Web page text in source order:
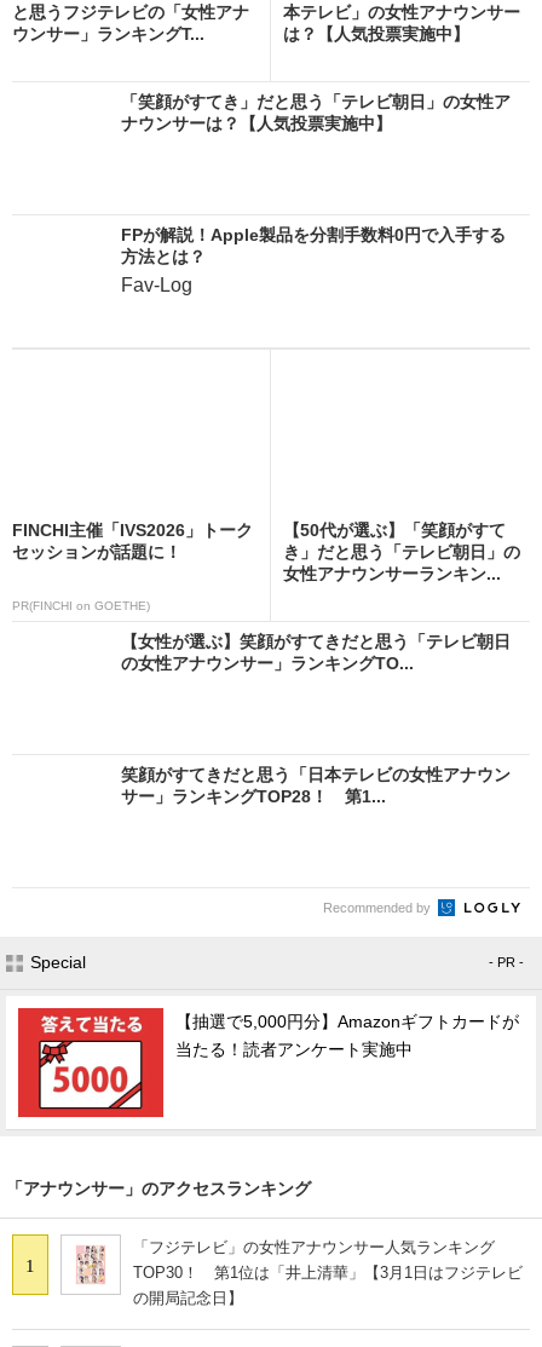
と思うフジテレビの「女性アナ
ウンサー」ランキングT...
本テレビ」の女性アナウンサー
は？【人気投票実施中】
「笑顔がすてき」だと思う「テレビ朝日」の女性ア
ナウンサーは？【人気投票実施中】
FPが解説！Apple製品を分割手数料0円で入手する
方法とは？
Fav-Log
FINCHI主催「IVS2026」トーク
セッションが話題に！
PR(FINCHI on GOETHE)
【50代が選ぶ】「笑顔がすて
き」だと思う「テレビ朝日」の
女性アナウンサーランキン...
【女性が選ぶ】笑顔がすてきだと思う「テレビ朝日
の女性アナウンサー」ランキングTO...
笑顔がすてきだと思う「日本テレビの女性アナウン
サー」ランキングTOP28！ 第1...
Recommended by
Special - PR -
【抽選で5,000円分】Amazonギフトカードが
当たる！読者アンケート実施中
「アナウンサー」のアクセスランキング
1
「フジテレビ」の女性アナウンサー人気ランキング
TOP30！ 第1位は「井上清華」【3月1日はフジテレビ
の開局記念日】